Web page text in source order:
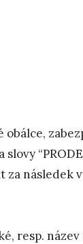
za následek
resp. název